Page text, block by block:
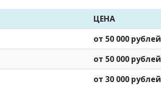
ЦЕНА
от 50 000 рублей
от 50 000 рублей
от 30 000 рублей